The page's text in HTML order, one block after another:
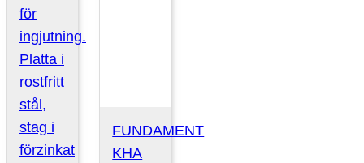
för
ingjutning.
Platta i
rostfritt
stål,
stag i
förzinkat
FUNDAMENT
KHA